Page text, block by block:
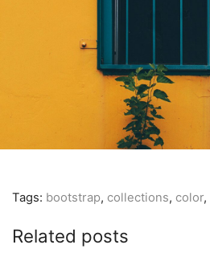
Tags: bootstrap, collections, color,
Related posts